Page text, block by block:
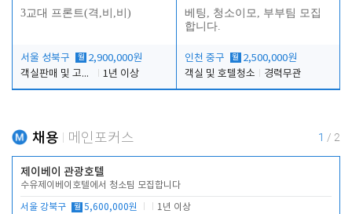
3교대 프론트(격,비,비)
서울 성북구 월 2,900,000원
객실판매 및 고객응대
1년 이상
베팅, 청소이모, 부부팀 모집
합니다.
인천 중구 월 2,500,000원
객실 및 호텔청소
경력무관
채용 메인포커스 1 / 2
제이베이 관광호텔
수유제이베이호텔에서 청소팀 모집합니다
서울 강북구 월 5,600,000원 1년 이상